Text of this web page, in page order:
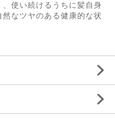
使い続けるうちに髪自身
なツヤのある健康的な状